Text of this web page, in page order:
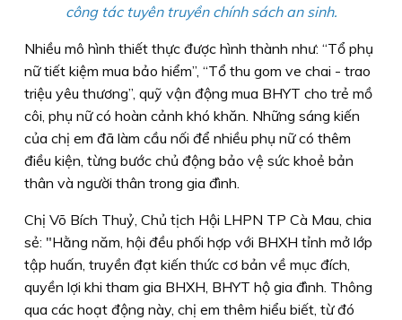
công tác tuyên truyền chính sách an sinh.
Nhiều mô hình thiết thực được hình thành như: “Tổ phụ
nữ tiết kiệm mua bảo hiểm”, “Tổ thu gom ve chai - trao
triệu yêu thương”, quỹ vận động mua BHYT cho trẻ mồ
côi, phụ nữ có hoàn cảnh khó khăn. Những sáng kiến
của chị em đã làm cầu nối để nhiều phụ nữ có thêm
điều kiện, từng bước chủ động bảo vệ sức khoẻ bản
thân và người thân trong gia đình.
Chị Võ Bích Thuỷ, Chủ tịch Hội LHPN TP Cà Mau, chia
sẻ: "Hằng năm, hội đều phối hợp với BHXH tỉnh mở lớp
tập huấn, truyền đạt kiến thức cơ bản về mục đích,
quyền lợi khi tham gia BHXH, BHYT hộ gia đình. Thông
qua các hoạt động này, chị em thêm hiểu biết, từ đó